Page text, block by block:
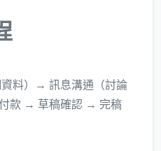
料）→ 訊息溝通（討論
款 → 草稿確認 → 完稿